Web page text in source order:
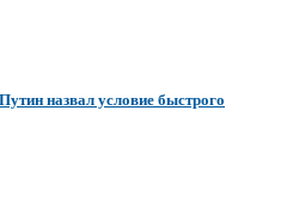
назвал условие быстрого